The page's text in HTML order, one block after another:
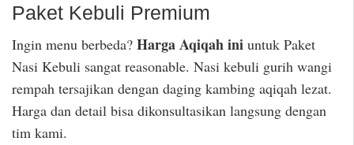
Paket Kebuli Premium
Ingin menu berbeda? Harga Aqiqah ini untuk Paket
Nasi Kebuli sangat reasonable. Nasi kebuli gurih wangi
rempah tersajikan dengan daging kambing aqiqah lezat.
Harga dan detail bisa dikonsultasikan langsung dengan
tim kami.